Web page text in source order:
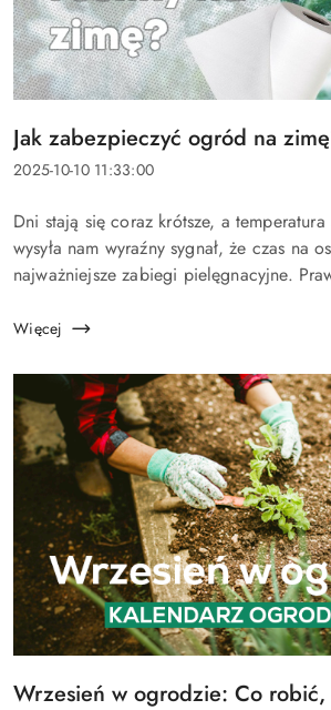
Tytuł
artykułu:
Jak zabezpieczyć ogród na
Data
2025-10-10 11:33:00
Treść
artykułu:
Dni stają się coraz krótsze, a
wysyła nam wyraźny sygnał, że czas na
najważniejsze zabiegi pielęgnacyjne.
która zdecyduje o tym, czy na...
Więcej
Tytuł
Wrzesień w ogrodzie: Co robić,